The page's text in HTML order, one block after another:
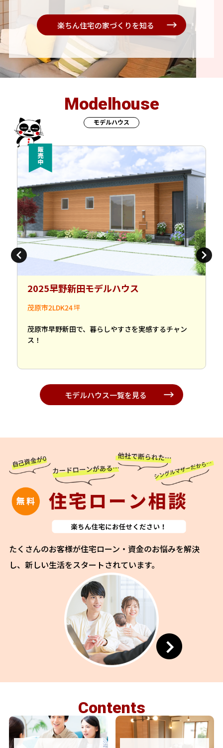
楽ちん住宅の家づくりを知る
モデルハウス
Modelhouse
2025早野新田モデルハウス
茂原市2LDK24
茂原市早野新田で、暮らしやすさを実感するチャン
ス！
モデルハウス一覧を見る
たくさんのお客様が住宅ローン・資金のお悩みを解決
し、新しい生活をスタートされています。
Contents